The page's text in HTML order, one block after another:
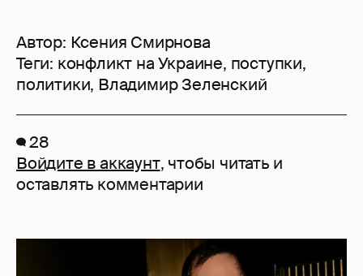
Автор: Ксения Смирнова
Теги: конфликт на Украине, поступки,
политики, Владимир Зеленский
28
Войдите в аккаунт, чтобы читать и
оставлять комментарии